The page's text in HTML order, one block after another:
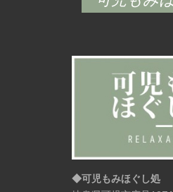
◆可児もみほぐし処